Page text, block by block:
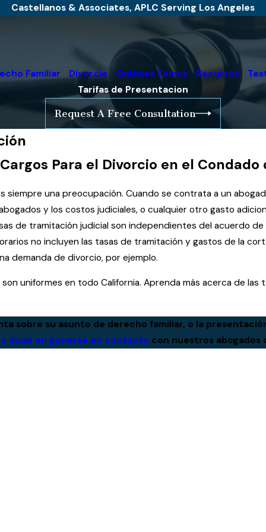
Castellanos & Associates, APLC Serving Los Angeles
Familiar Divorcio Quiénes Somos Recursos
Tarifas de Presentacion
Request A Free Consultation
Para el Divorcio en el Condado
siempre una preocupación. Cuando se contrata a un
y los costos judiciales, o cualquier otro gasto
de tramitación judicial son independientes del acuerdo
no incluyen las tasas de tramitación y gastos de la
demanda de divorcio, por ejemplo.
uniformes en todo California. Aprenda más acerca de
sobre su asunto de derecho familiar, o la
dude en ponerse en contacto con nuestros abogados